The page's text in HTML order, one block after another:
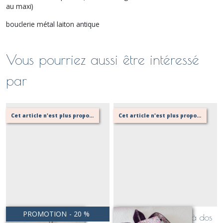
au maxi)
bouclerie métal laiton antique
Vous pourriez aussi être intéressé
par
Cet article n'est plus proposé, retournez au menu principal ou contactez moi!
PROMOTION - 20 %
sac banane XL Toile de
Cet article n'est plus proposé, retournez au menu principal ou contactez moi!
petit VALENTIN: sac à dos